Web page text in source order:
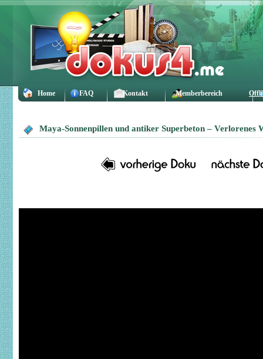
Home FAQ Kontakt Memberbereich
Maya-Sonnenpillen und antiker Superbeton – Verlorenes